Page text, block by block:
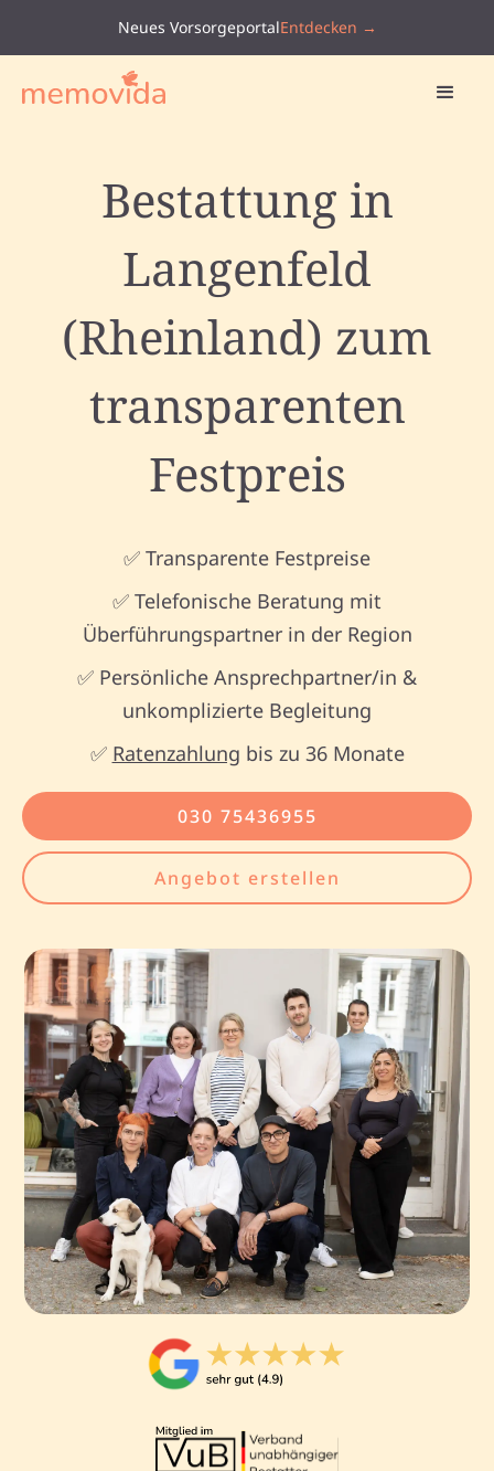
Neues VorsorgeportalEntdecken →
Bestattung in
Langenfeld
(Rheinland) zum
transparenten
Festpreis
✅ Transparente Festpreise
✅ Telefonische Beratung mit
Überführungspartner in der Region
✅ Persönliche Ansprechpartner/in &
unkomplizierte Begleitung
✅ Ratenzahlung bis zu 36 Monate
030 75436955
Angebot erstellen